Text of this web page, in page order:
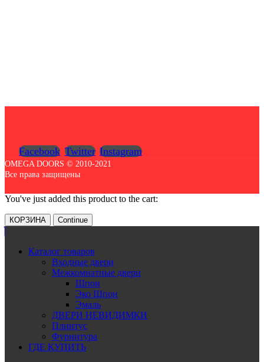
Facebook Twitter Instagram
OMEGA DOORS © 2010-2021
Все права защищены
You've just added this product to the cart:
КОРЗИНА Continue
Каталог товаров
Входные двери
Межкомнатные двери
Шпон
Эко Шпон
Эмаль
ДВЕРИ НЕВИДИМКИ
Плинтус
Фурнитура
ГДЕ КУПИТЬ